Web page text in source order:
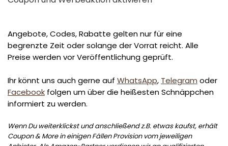
Angebote, Codes, Rabatte gelten nur für eine
begrenzte Zeit oder solange der Vorrat reicht. Alle
Preise werden vor Veröffentlichung geprüft.
Ihr könnt uns auch gerne auf WhatsApp, Telegram oder
Facebook folgen um über die heißesten Schnäppchen
informiert zu werden.
Wenn Du weiterklickst und anschließend z.B. etwas kaufst, erhält
Coupon & More in einigen Fällen Provision vom jeweiligen